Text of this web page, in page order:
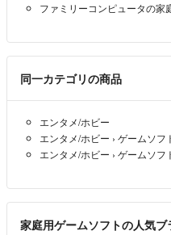
ファミリーコンピュータの家
同一カテゴリの商品
エンタメ/ホビー
エンタメ/ホビー › ゲームソフ
エンタメ/ホビー › ゲームソフ
家庭用ゲームソフトの人気